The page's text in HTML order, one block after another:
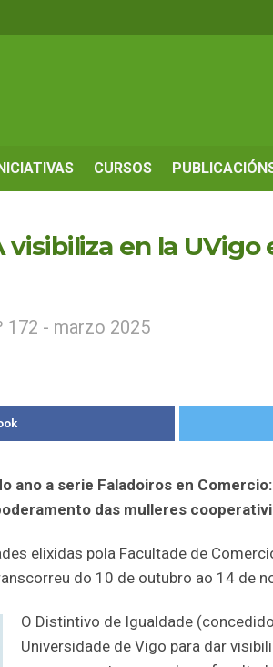
CURSOS
visibiliza en la
172 - marzo 2025
ano a serie Faladoiros en
das mulleres
elixidas pola Facultade de
do 10 de outubro ao 14 de
O Distintivo de Igualdade
Universidade de Vigo para dar